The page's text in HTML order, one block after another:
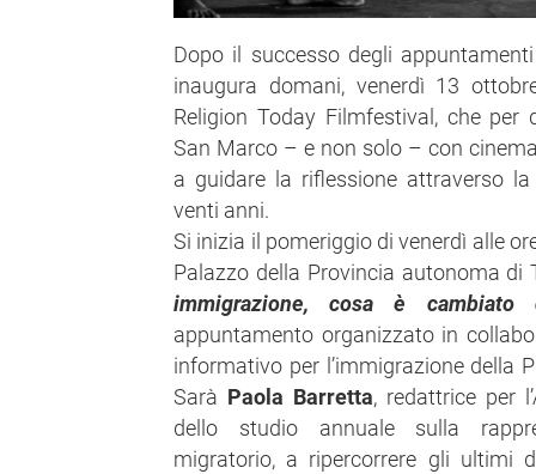
Dopo il successo degli
inaugura domani, venerdì 13
Religion Today Filmfestival, che
San Marco – e non solo – con
a guidare la riflessione attraverso
venti anni.
Si inizia il pomeriggio di venerdì alle
Palazzo della Provincia autonoma di
immigrazione, cosa è
appuntamento organizzato in
informativo per l’immigrazione della
Sarà Paola Barretta, redattrice per
dello studio annuale sulla
migratorio, a ripercorrere gli ultimi